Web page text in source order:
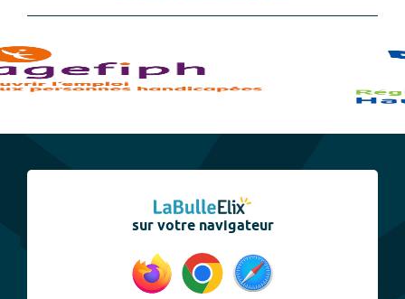
sur votre navigateur